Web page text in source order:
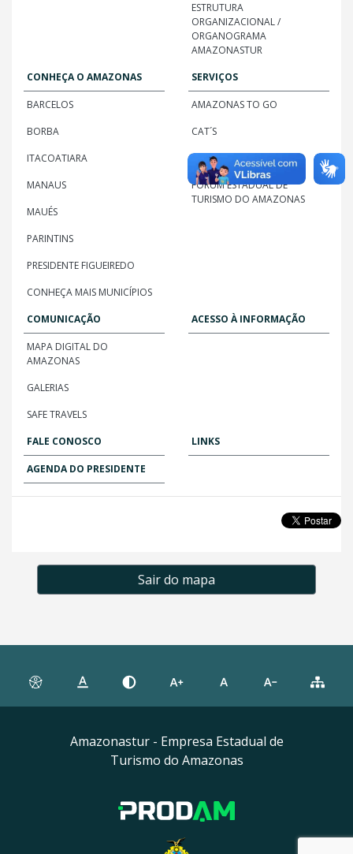
ESTRUTURA
ORGANIZACIONAL /
ORGANOGRAMA
AMAZONASTUR
CONHEÇA O AMAZONAS
BARCELOS
BORBA
ITACOATIARA
MANAUS
MAUÉS
PARINTINS
PRESIDENTE FIGUEIREDO
CONHEÇA MAIS MUNICÍPIOS
SERVIÇOS
AMAZONAS TO GO
CAT´S
CADASTUR
FÓRUM ESTADUAL DE
TURISMO DO AMAZONAS
COMUNICAÇÃO
MAPA DIGITAL DO
AMAZONAS
GALERIAS
SAFE TRAVELS
ACESSO À INFORMAÇÃO
FALE CONOSCO LINKS
AGENDA DO PRESIDENTE
Sair do mapa
Amazonastur - Empresa Estadual de
Turismo do Amazonas